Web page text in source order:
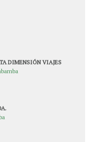
DIMENSIÓN VIAJES